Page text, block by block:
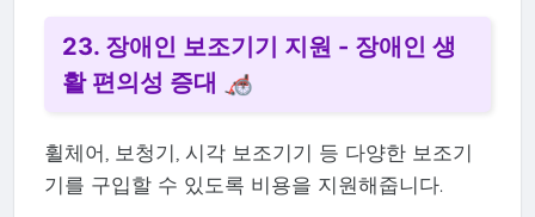
23. 장애인 보조기기 지원 - 장애인 생
활 편의성 증대 🦽
휠체어, 보청기, 시각 보조기기 등 다양한 보조기
기를 구입할 수 있도록 비용을 지원해줍니다.